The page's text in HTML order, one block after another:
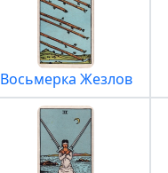
Восьмерка Жезлов